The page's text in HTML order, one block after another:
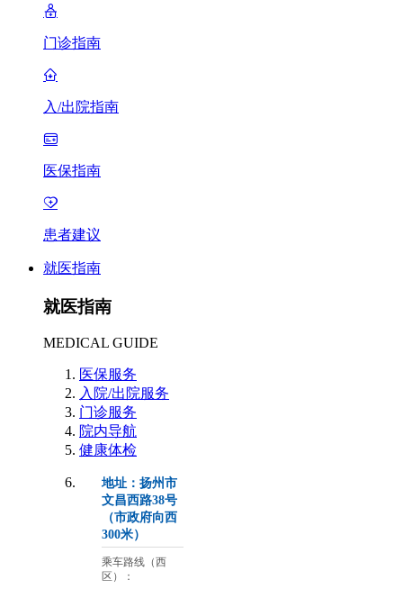
门诊指南
入/出院指南
医保指南
患者建议
就医指南
就医指南
MEDICAL GUIDE
医保服务
入院/出院服务
门诊服务
院内导航
健康体检
地址：扬州市
文昌西路38号
（市政府向西
300米）
乘车路线（西
区）：